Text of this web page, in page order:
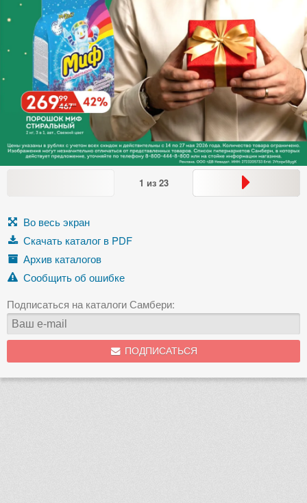
1 из 23
Во весь экран
Скачать каталог в PDF
Архив каталогов
Сообщить об ошибке
Подписаться на каталоги Самбери:
ПОДПИСАТЬСЯ